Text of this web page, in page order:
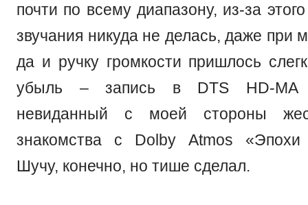
почти по всему диапазону, из-за
звучания никуда не делась, даже
да и ручку громкости пришлось
убыль – запись в DTS HD-MA
невиданный с моей стороны
знакомства с Dolby Atmos «Эпохи
Шучу, конечно, но тише сделал.